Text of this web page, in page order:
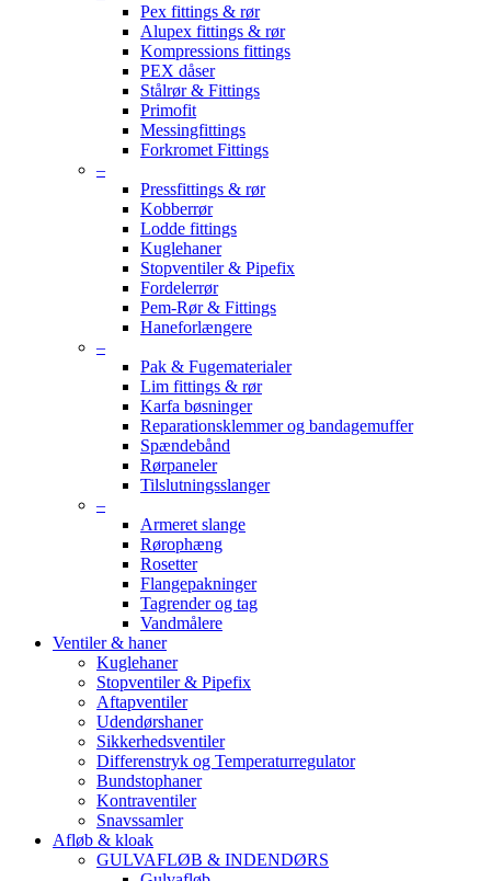
Pex fittings & rør
Alupex fittings & rør
Kompressions fittings
PEX dåser
Stålrør & Fittings
Primofit
Messingfittings
Forkromet Fittings
–
Pressfittings & rør
Kobberrør
Lodde fittings
Kuglehaner
Stopventiler & Pipefix
Fordelerrør
Pem-Rør & Fittings
Haneforlængere
–
Pak & Fugematerialer
Lim fittings & rør
Karfa bøsninger
Reparationsklemmer og bandagemuffer
Spændebånd
Rørpaneler
Tilslutningsslanger
–
Armeret slange
Rørophæng
Rosetter
Flangepakninger
Tagrender og tag
Vandmålere
Ventiler & haner
Kuglehaner
Stopventiler & Pipefix
Aftapventiler
Udendørshaner
Sikkerhedsventiler
Differenstryk og Temperaturregulator
Bundstophaner
Kontraventiler
Snavssamler
Afløb & kloak
GULVAFLØB & INDENDØRS